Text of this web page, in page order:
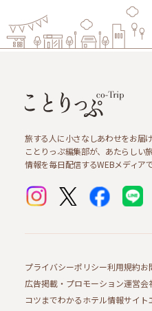
旅する人に小さなしあわせをお届け
ことりっぷ編集部が、あたらしい
情報を毎日配信するWEBメディアで
プライバシーポリシー利用規約お
広告掲載・プロモーション運営会
コツまでわかるホテル情報サイト